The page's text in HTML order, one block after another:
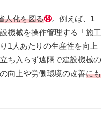
人化を図る⑭。例えば、1
機械を操作管理する「施工
1人あたりの生産性を向上
ち入らず遠隔で建設機械の
向上や労働環境の改善にも